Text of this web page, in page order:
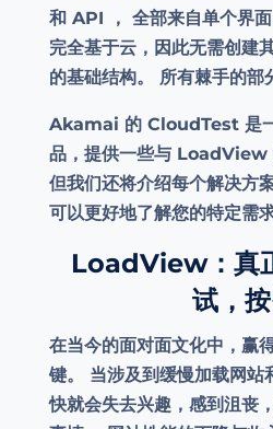
和 API ， 全部来自单个界
完全基于云，因此无需创建
的基础结构。 所有棘手的部
Akamai 的 CloudTest 是
品，提供一些与 LoadView
但我们还将介绍每个解决方
可以更好地了解您的特定需求
LoadView：真
试，
在当今的面对面文化中，赢
键。 当涉及到缓慢加载网站
快就会失去兴趣，感到沮丧